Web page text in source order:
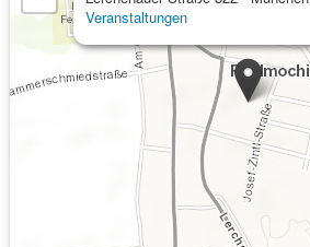
Veranstaltungen